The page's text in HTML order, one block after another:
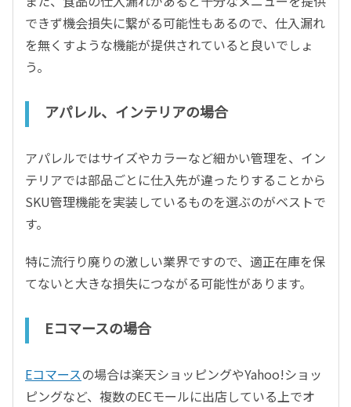
できず機会損失に繋がる可能性もあるので、仕入漏れ
を無くすような機能が提供されていると良いでしょ
う。
アパレル、インテリアの場合
アパレルではサイズやカラーなど細かい管理を、イン
テリアでは部品ごとに仕入先が違ったりすることから
SKU管理機能を実装しているものを選ぶのがベストで
す。
特に流行り廃りの激しい業界ですので、適正在庫を保
てないと大きな損失につながる可能性があります。
Eコマースの場合
Eコマースの場合は楽天ショッピングやYahoo!ショッ
ピングなど、複数のECモールに出店している上でオ